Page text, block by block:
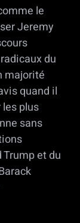
le
Jeremy
du
majorité
quand il
plus
sans
et du